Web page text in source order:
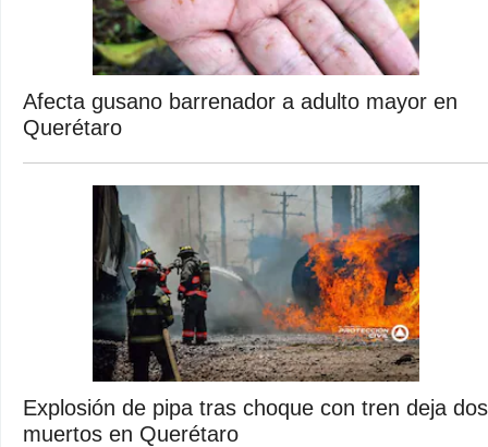
Afecta gusano barrenador a adulto mayor en
Querétaro
Explosión de pipa tras choque con tren deja dos
muertos en Querétaro